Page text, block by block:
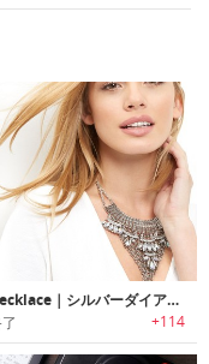
Bib Necklace｜シルバーダイアモンドビブネックレス
+114